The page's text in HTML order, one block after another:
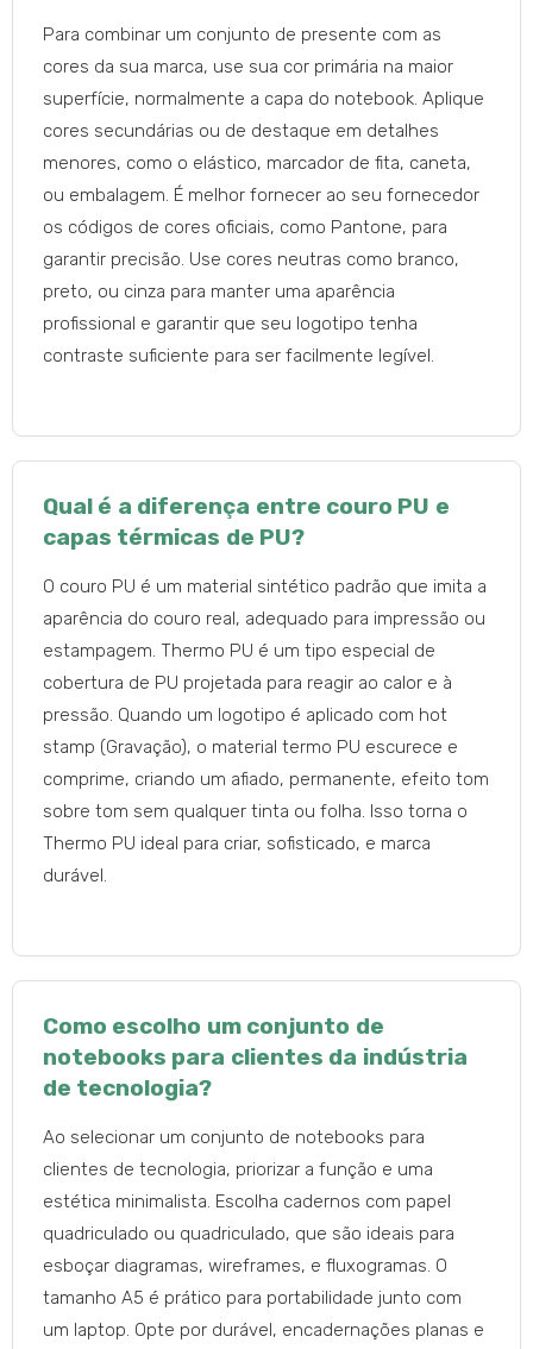
Para combinar um conjunto de presente com as
cores da sua marca, use sua cor primária na maior
superfície, normalmente a capa do notebook. Aplique
cores secundárias ou de destaque em detalhes
menores, como o elástico, marcador de fita, caneta,
ou embalagem. É melhor fornecer ao seu fornecedor
os códigos de cores oficiais, como Pantone, para
garantir precisão. Use cores neutras como branco,
preto, ou cinza para manter uma aparência
profissional e garantir que seu logotipo tenha
contraste suficiente para ser facilmente legível.
Qual é a diferença entre couro PU e
capas térmicas de PU?
O couro PU é um material sintético padrão que imita a
aparência do couro real, adequado para impressão ou
estampagem. Thermo PU é um tipo especial de
cobertura de PU projetada para reagir ao calor e à
pressão. Quando um logotipo é aplicado com hot
stamp (Gravação), o material termo PU escurece e
comprime, criando um afiado, permanente, efeito tom
sobre tom sem qualquer tinta ou folha. Isso torna o
Thermo PU ideal para criar, sofisticado, e marca
durável.
Como escolho um conjunto de
notebooks para clientes da indústria
de tecnologia?
Ao selecionar um conjunto de notebooks para
clientes de tecnologia, priorizar a função e uma
estética minimalista. Escolha cadernos com papel
quadriculado ou quadriculado, que são ideais para
esboçar diagramas, wireframes, e fluxogramas. O
tamanho A5 é prático para portabilidade junto com
um laptop. Opte por durável, encadernações planas e